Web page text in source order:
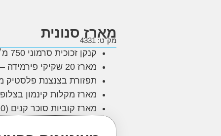
מארז סנונית
מק"ט: 4331
קנקן זכוכית סרמוני 750 מ״לֹ
מארז 20 שקיקי פירמידה – לימונית ולואיזה
תפזורת בצנצנת פלסטיק
מארז מקלות קינמון בצלופן (4-5
מארז קוביות סוכר קנים (8-10 יח׳)